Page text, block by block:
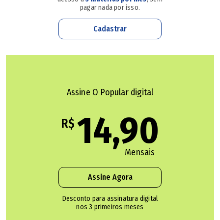
decidiu o que vai fazer.
A Stock Car chegou à metade da temporada no último
"Diante da impossibilidade de receber a pista em
condições para realizar as etapas 3 e 8 do calendário
evento consagrados pela categoria em mais de duas
irá correr em Goiânia na atual temporada", publicou a
pagar nada por isso.
Cadastrar
Assine O Popular digital
R$ 14,90
Mensais
Assine Agora
Desconto para assinatura digital
nos 3 primeiros meses